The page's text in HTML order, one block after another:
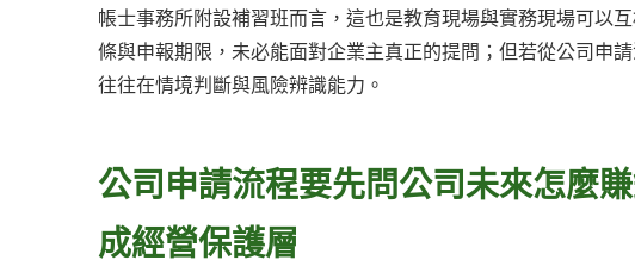
帳士事務所附設補習班而言，這也是教育現場與實務現場可以
條與申報期限，未必能面對企業主真正的提問；但若從公司申
往往在情境判斷與風險辨識能力。
公司申請流程要先問公司未來怎麼
成經營保護層